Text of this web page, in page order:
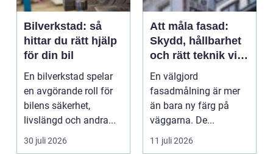
Bilverkstad: så
hittar du rätt hjälp
för din bil
En bilverkstad spelar
en avgörande roll för
bilens säkerhet,
livslängd och andra...
30 juli 2026
Att måla fasad:
Skydd, hållbarhet
och rätt teknik vid
fasadmålning
En välgjord
fasadmålning är mer
än bara ny färg på
väggarna. De...
11 juli 2026